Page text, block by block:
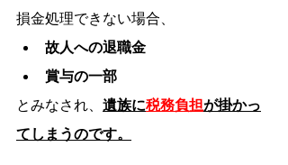
損金処理できない場合、
故人への退職金
賞与の一部
とみなされ、 遺族に税務負担が掛かっ
てしまうのです。